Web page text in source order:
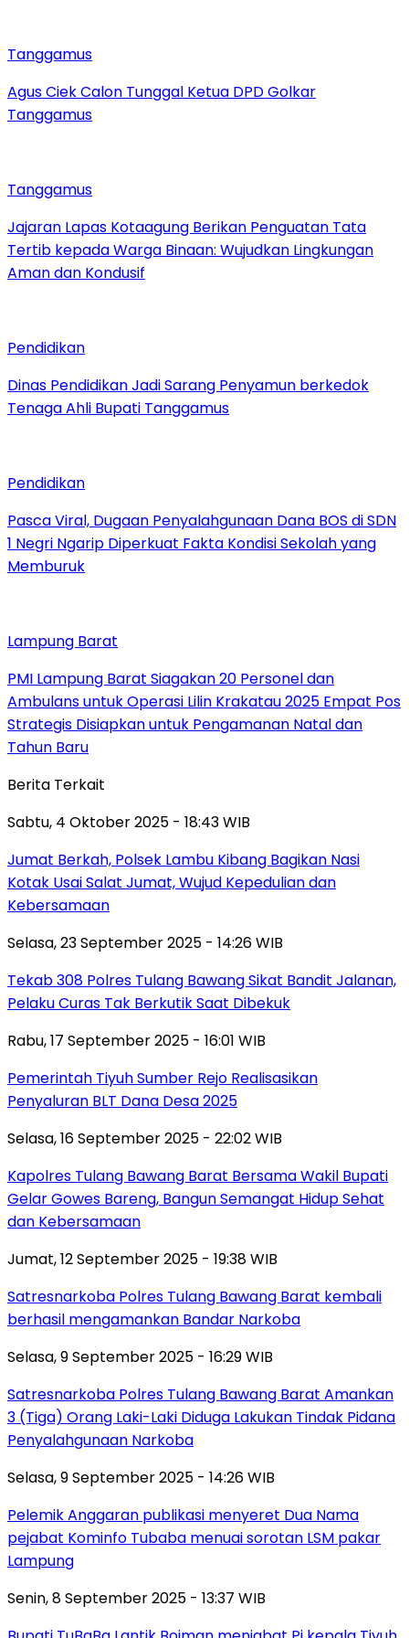
Tanggamus
Agus Ciek Calon Tunggal Ketua DPD Golkar
Tanggamus
Tanggamus
Jajaran Lapas Kotaagung Berikan Penguatan Tata
Tertib kepada Warga Binaan: Wujudkan Lingkungan
Aman dan Kondusif
Pendidikan
Dinas Pendidikan Jadi Sarang Penyamun berkedok
Tenaga Ahli Bupati Tanggamus
Pendidikan
Pasca Viral, Dugaan Penyalahgunaan Dana BOS di SDN
1 Negri Ngarip Diperkuat Fakta Kondisi Sekolah yang
Memburuk
Lampung Barat
PMI Lampung Barat Siagakan 20 Personel dan
Ambulans untuk Operasi Lilin Krakatau 2025 Empat Pos
Strategis Disiapkan untuk Pengamanan Natal dan
Tahun Baru
Berita Terkait
Sabtu, 4 Oktober 2025 - 18:43 WIB
Jumat Berkah, Polsek Lambu Kibang Bagikan Nasi
Kotak Usai Salat Jumat, Wujud Kepedulian dan
Kebersamaan
Selasa, 23 September 2025 - 14:26 WIB
Tekab 308 Polres Tulang Bawang Sikat Bandit Jalanan,
Pelaku Curas Tak Berkutik Saat Dibekuk
Rabu, 17 September 2025 - 16:01 WIB
Pemerintah Tiyuh Sumber Rejo Realisasikan
Penyaluran BLT Dana Desa 2025
Selasa, 16 September 2025 - 22:02 WIB
Kapolres Tulang Bawang Barat Bersama Wakil Bupati
Gelar Gowes Bareng, Bangun Semangat Hidup Sehat
dan Kebersamaan
Jumat, 12 September 2025 - 19:38 WIB
Satresnarkoba Polres Tulang Bawang Barat kembali
berhasil mengamankan Bandar Narkoba
Selasa, 9 September 2025 - 16:29 WIB
Satresnarkoba Polres Tulang Bawang Barat Amankan
3 (Tiga) Orang Laki-Laki Diduga Lakukan Tindak Pidana
Penyalahgunaan Narkoba
Selasa, 9 September 2025 - 14:26 WIB
Pelemik Anggaran publikasi menyeret Dua Nama
pejabat Kominfo Tubaba menuai sorotan LSM pakar
Lampung
Senin, 8 September 2025 - 13:37 WIB